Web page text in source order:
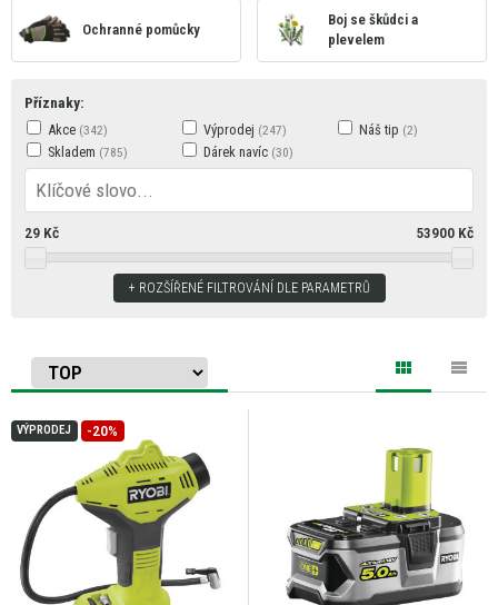
Ochranné pomůcky
Boj se škůdci a
plevelem
Příznaky:
Akce
Skladem
Výprodej
Dárek navíc
Náš tip
29Kč 53900 Kč
ROZŠÍŘENÉ FILTROVÁNÍ DLE PARAMETRŮ
VÝPRODEJ -20%